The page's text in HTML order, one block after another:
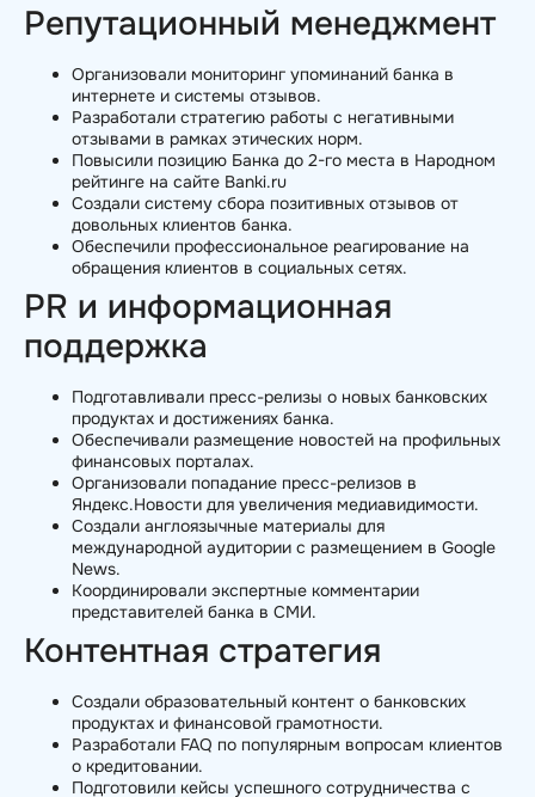
Репутационный менеджмент
Организовали мониторинг упоминаний банка в
интернете и системы отзывов.
Разработали стратегию работы с негативными
отзывами в рамках этических норм.
Повысили позицию Банка до 2-го места в Народном
рейтинге на сайте Banki.ru
Создали систему сбора позитивных отзывов от
довольных клиентов банка.
Обеспечили профессиональное реагирование на
обращения клиентов в социальных сетях.
PR и информационная
поддержка
Подготавливали пресс-релизы о новых банковских
продуктах и достижениях банка.
Обеспечивали размещение новостей на профильных
финансовых порталах.
Организовали попадание пресс-релизов в
Яндекс.Новости для увеличения медиавидимости.
Создали англоязычные материалы для
международной аудитории с размещением в Google
News.
Координировали экспертные комментарии
представителей банка в СМИ.
Контентная стратегия
Создали образовательный контент о банковских
продуктах и финансовой грамотности.
Разработали FAQ по популярным вопросам клиентов
о кредитовании.
Подготовили кейсы успешного сотрудничества с